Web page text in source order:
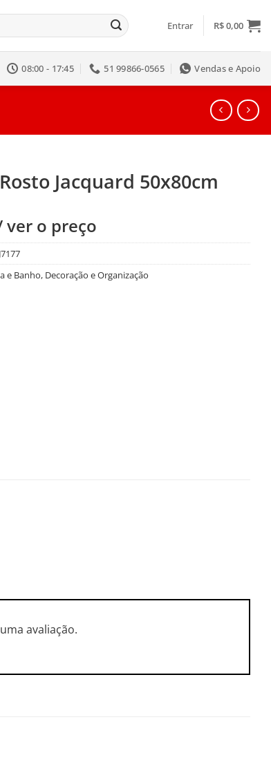
Entrar R$0,00
08:00 - 17:45 51 99866-0565 Vendas e Apoio
Jacquard 50x80cm
ver o preço
e Banho, Decoração e Organização
avaliação.